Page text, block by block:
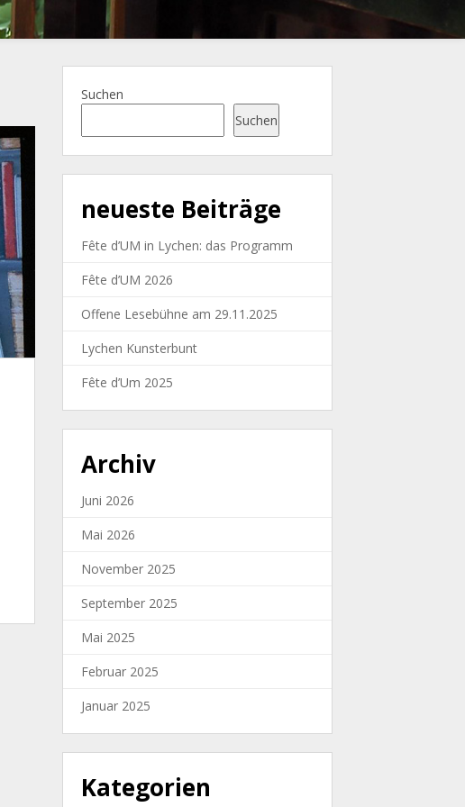
Suchen
Suchen
neueste Beiträge
Fête d’UM in Lychen: das Programm
Fête d’UM 2026
Offene Lesebühne am 29.11.2025
Lychen Kunsterbunt
Fête d’Um 2025
Archiv
Juni 2026
Mai 2026
November 2025
September 2025
Mai 2025
Februar 2025
Januar 2025
Kategorien